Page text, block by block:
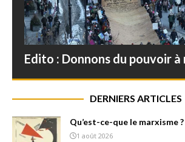
Edito : Donnons du pouvoir
DERNIERS ARTICLES
Qu’est-ce-que le marxisme ?
1 août 2026